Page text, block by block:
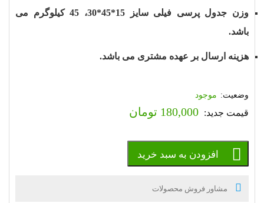
وزن جدول پرسی فیلی سایز 15*45*30، 45 کیلوگرم می
باشد.
هزینه ارسال بر عهده مشتری می باشد.
موجود
180,000 تومان
افزودن به سبد خرید
مشاور فروش محصولات